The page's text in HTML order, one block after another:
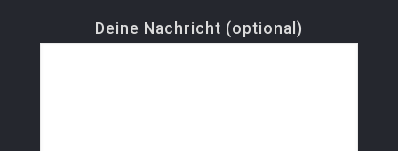
Deine Nachricht (optional)